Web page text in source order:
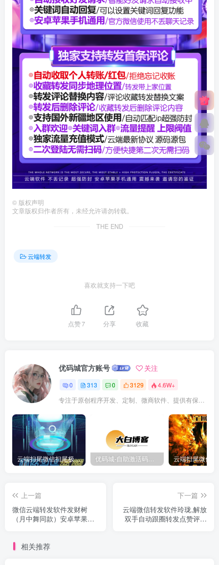
© 版权声明
文章版权归作者所有，未经允许请勿转载。
THE END
云端转发
喜欢就支持一下吧
点赞7 分享 收藏
优码城官方账号 关注
0 313 0 3129 4.6W+
专注于原创程序开发、定制、微商软件、提供有保障的维护及售后，做高品质程序网站认准万码库。
云端扫尾微信扫尾极光,天使,格力,新百伦双号正版点数点卡授权充值 优码城-自助激活码商城-自助购卡点击-激活码24小时自助发卡地址
上一篇
微信云端转发软件发财树
（月中舞同款）安卓苹果通
下一篇
云端微信转发软件玲珑,解放
双手自动跟圈转发点赞评论
相关推荐